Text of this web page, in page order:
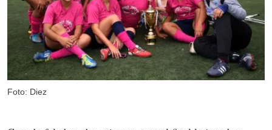
Foto: Diez